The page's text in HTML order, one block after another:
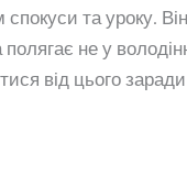
та уроку.
не у
від цього